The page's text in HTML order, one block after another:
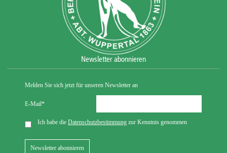
Newsletter abonnieren